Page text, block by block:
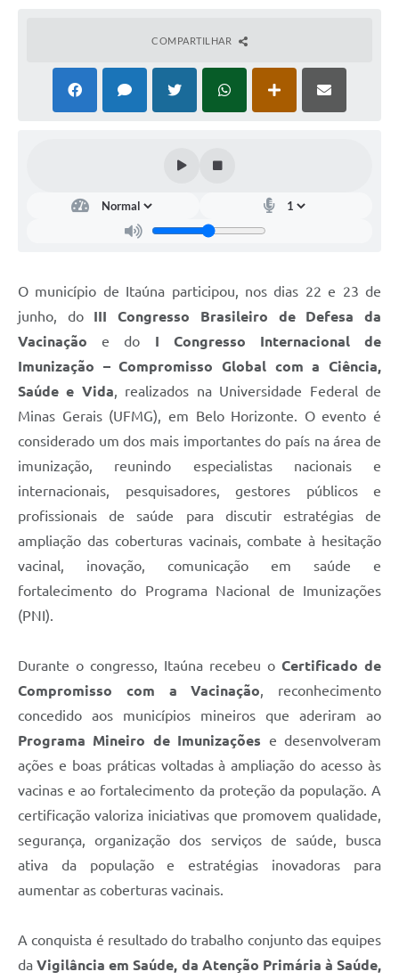
COMPARTILHAR
O município de Itaúna participou, nos dias 22 e 23 de
junho, do III Congresso Brasileiro de Defesa da
Vacinação e do I Congresso Internacional de
Imunização – Compromisso Global com a Ciência,
Saúde e Vida , realizados na Universidade Federal de
Minas Gerais (UFMG), em Belo Horizonte. O evento é
considerado um dos mais importantes do país na área de
imunização, reunindo especialistas nacionais e
internacionais, pesquisadores, gestores públicos e
profissionais de saúde para discutir estratégias de
ampliação das coberturas vacinais, combate à hesitação
vacinal, inovação, comunicação em saúde e
fortalecimento do Programa Nacional de Imunizações
(PNI).
Durante o congresso, Itaúna recebeu o Certificado de
Compromisso com a Vacinação , reconhecimento
concedido aos municípios mineiros que aderiram ao
Programa Mineiro de Imunizações e desenvolveram
ações e boas práticas voltadas à ampliação do acesso às
vacinas e ao fortalecimento da proteção da população. A
certificação valoriza iniciativas que promovem qualidade,
segurança, organização dos serviços de saúde, busca
ativa da população e estratégias inovadoras para
aumentar as coberturas vacinais.
A conquista é resultado do trabalho conjunto das equipes
daVigilância em Saúde, da Atenção Primária à Saúde,